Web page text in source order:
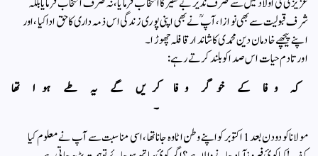
شرف قبولیت سے بھی نوازا ، آپ ؒ نے بھی اپنی پوری زندگی اس ذمہ داری کا حق ادا کیا ،اور
اپنے پیچھے خادمان دین محمدی کا شاندار قافلہ چھوڑ ا ۔
اور تادم حیات اس صدا کو بلند کرتے رہے :
کہ وفا کے خوگر وفا کریں گے یہ طے ہوا تھا
۔
مولانا کو دو دن بعد 1 اکتوبر کو اپنے وطن اٹاوہ جانا تھا ، اسی مناسبت سے آپ نے معلوم کیا